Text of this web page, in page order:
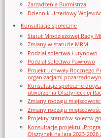
Zarządzenia Burmistrza
Dziennik Urzędowy
Konsultacje społeczne
Statut Młodzieżowej Rady
Zmiany w statucie MRM
Podział sołectwa Łutynowo
Podział sołectwa Pawłowo
Projekt uchwały Rocznego
organizacjami
Konsultacje społeczne
utworzenia Olsztyneckiej
Zmiany rodzaju
Zmiany rodzaju
Projekty statutów sołectw
Konsultacje projektu
Olsztynek na lata 2023-